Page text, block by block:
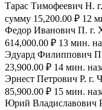
Тарас Тимофеевич Н.
сумму 15,200.00 ₽ 12
Федор Иванович П. г.
614,000.00 ₽ 13 мин.
Эдуард Филиппович П.
23,900.00 ₽ 14 мин.
Эрнест Петрович Р. г.
85,900.00 ₽ 15 мин.
Юрий Владиславович